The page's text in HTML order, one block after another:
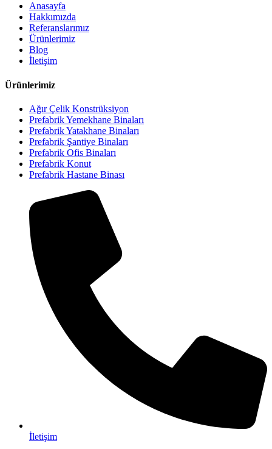
Anasayfa
Hakkımızda
Referanslarımız
Ürünlerimiz
Blog
İletişim
Ürünlerimiz
Ağır Çelik Konstrüksiyon
Prefabrik Yemekhane Binaları
Prefabrik Yatakhane Binaları
Prefabrik Şantiye Binaları
Prefabrik Ofis Binaları
Prefabrik Konut
Prefabrik Hastane Binası
İletişim